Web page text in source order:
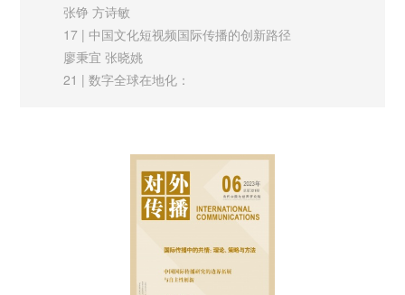
鉴的一大突破口。中国地方国际传播依托器物、文化或媒体资
源，在实践中涌现出了大量鲜活的案例，值得关注和研究。应将
文明互鉴作为跨学科跨领域概念来建构，形成超越文明冲突论、
明交流与国际传播的概念建构、机制探索、理念创新与规范反
思。
国际话语权具有重要作用。在当前复杂严峻的国际舆论形势下，
张铮 方诗敏
17 | 中国文化短视频国际传播的创新路径
廖秉宜 张晓姚
21 | 数字全球在地化：
中外虚拟现实新闻实践比较与伦理审视
李卫东 覃亚林
31 | 以“四个创新”讲述具有地域特色的中国故事